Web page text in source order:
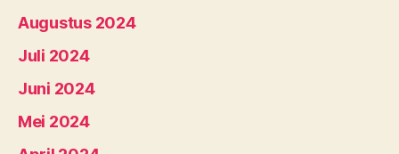
Augustus 2024
Juli 2024
Juni 2024
Mei 2024